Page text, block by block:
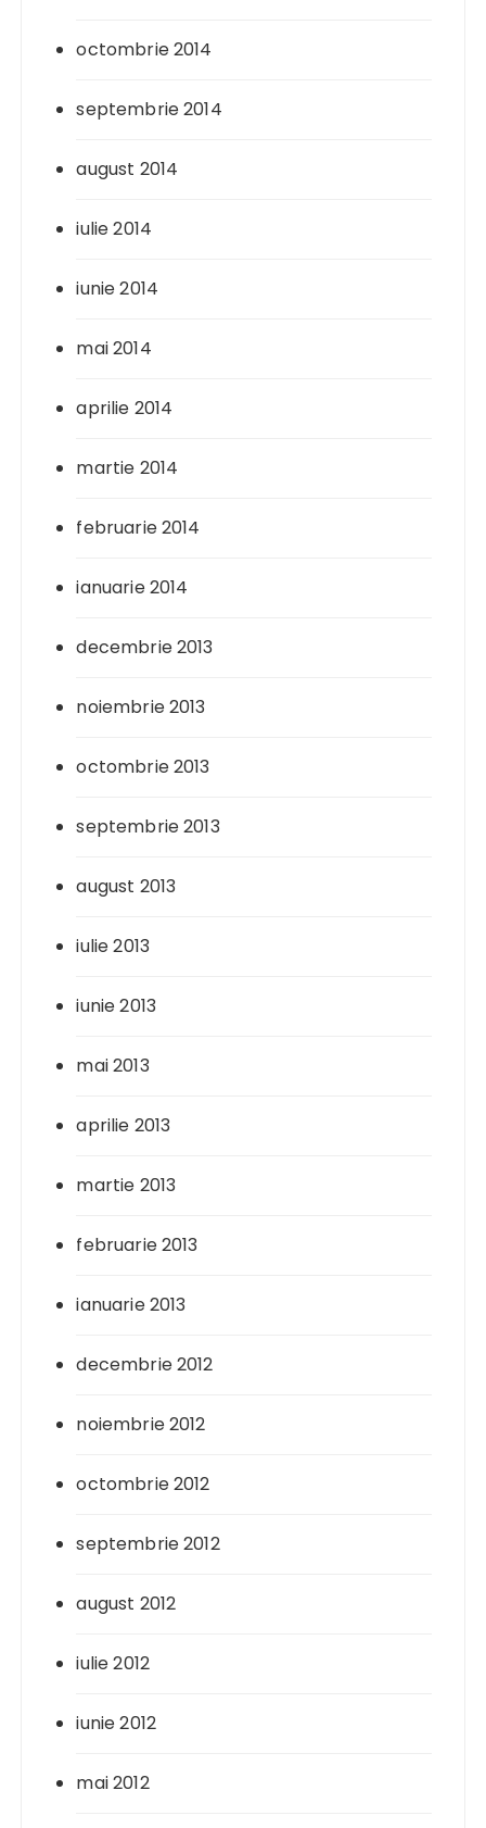
octombrie 2014
septembrie 2014
august 2014
iulie 2014
iunie 2014
mai 2014
aprilie 2014
martie 2014
februarie 2014
ianuarie 2014
decembrie 2013
noiembrie 2013
octombrie 2013
septembrie 2013
august 2013
iulie 2013
iunie 2013
mai 2013
aprilie 2013
martie 2013
februarie 2013
ianuarie 2013
decembrie 2012
noiembrie 2012
octombrie 2012
septembrie 2012
august 2012
iulie 2012
iunie 2012
mai 2012